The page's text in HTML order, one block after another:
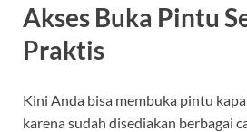
Akses Buka Pintu
Praktis
Kini Anda bisa membuka pintu
karena sudah disediakan berbagai